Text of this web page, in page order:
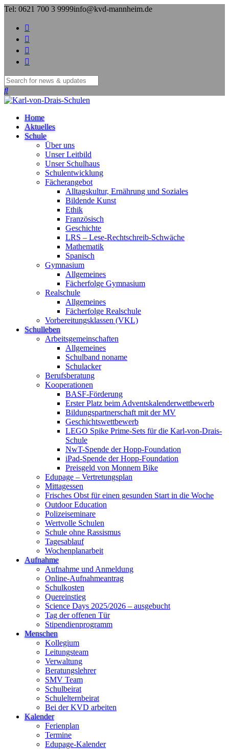
Tel: 0621 700 3 9999info@kvd-mannheim.de
Search
for:
Home
Aktuelles
Schule
Über uns
Unser Leitbild
Unser Schulhaus
Schulentwicklung
Fächerangebot
Alltagskultur, Ernährung und Soziales
Bildende Kunst
Ethik
Französisch
Geschichte
LRS – Lese-Rechtschreib-Schwäche
Mathematik
Spanisch
Gymnasium
Allgemeines
Fächerfolge Gymnasium
Realschule
Allgemeines
Fächerfolge Realschule
Vorbereitungsklassen (VKL)
Schulleben
Arbeitsgemeinschaften
Allgemeines
Schulband noname
Schulacker
Berufsberatung
Kooperationen
BASF-Förderung
Erster Platz beim Adventskalenderwettbewerb
Bildungspartnerschaft mit der MV
Geschichtswettbewerb
LEGO Spike Prime-Sets für die Karl-von-Drais-
Schule
NwT-Spende der Hopp-Foundation
iPad-Spende der Hopp-Foundation
Preisgeld von Monnem Bike
Edupage – Vertretungsplan
Mittagessen
Frisches Obst für einen gesunden Start in die Woche
Outdoor Education
Polizeiseminare
Wertvolle Schulen
Schule ohne Rassismus
Tagesablauf
Wochenplanarbeit
Aufnahme
Aufnahme und Anmeldung
Online-Aufnahmeantrag
Schulkosten
Quereinstieg
Science Days 2025/2026 – ausgebucht
Tag der offenen Tür
Stipendienprogramm
Menschen
Kollegium
Leitungsteam
Verwaltung
Beratungslehrer
SMV Team
Schulbeirat
Schulelternbeirat
Bei der KVD arbeiten
Kalender
Ferienplan
Termine
Edupage-Kalender